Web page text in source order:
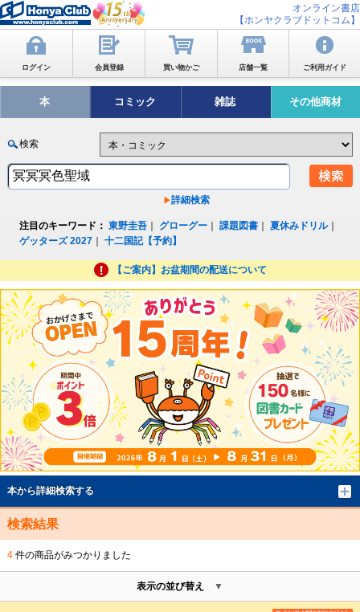
オンライン書店
【ホンヤクラブドットコム】
ログイン 会員登録 買い物かご 店舗一覧 ご利用ガイド
本 コミック 雑誌 その他商材
検索
詳細検索
注目のキーワード： 東野圭吾 グローグー ｜課題図書 ｜夏休みドリル｜
ゲッターズ 2027 ｜十二国記【予約】
【ご案内】お盆期間の配送について
本から詳細検索する
検索結果
4件の商品がみつかりました
表示の並び替え